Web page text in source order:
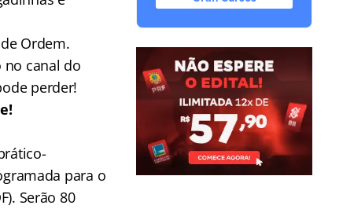
Ordem.
no canal do
perder!
para o
Serão 80